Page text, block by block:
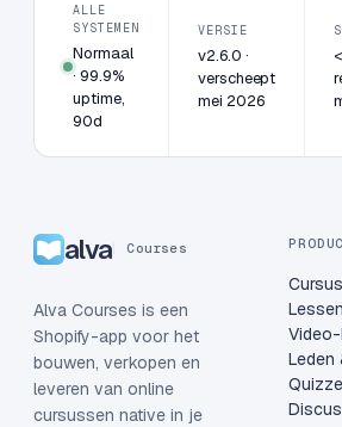
ALLE
SYSTEMEN
Normaal
· 99.9%
uptime,
90d
VERSIE
v2.6.0 ·
verscheept
mei 2026
alva Courses
Alva Courses is een
Shopify-app voor het
bouwen, verkopen en
leveren van online
cursussen native in je
Leden